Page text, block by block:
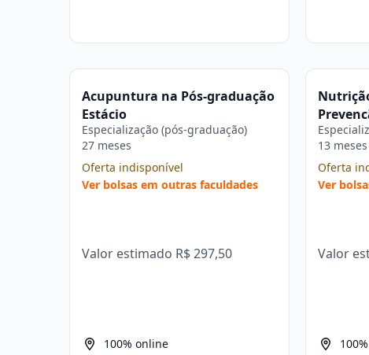
Acupuntura na Pós-graduação
Estácio
Especialização (pós-graduação)
27 meses
Oferta indisponível
Ver bolsas em outras faculdades
Valor estimado R$ 297,50
100% online
Estácio
13 meses
Oferta
Ver
Valor